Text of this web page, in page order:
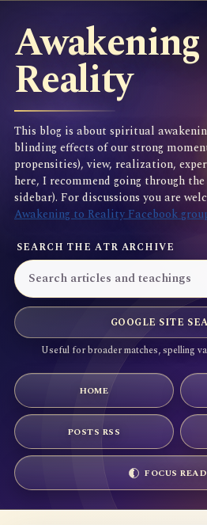
Reality
This blog is about spiritual
blinding effects of our strong
propensities), view, realization,
here, I recommend going through
sidebar). For discussions you are
Awakening to Reality Facebook
SEARCH THE ATR ARCHIVE
GOOGLE SITE
Useful for broader matches, spelling
HOME
POSTS RSS
FOCUS